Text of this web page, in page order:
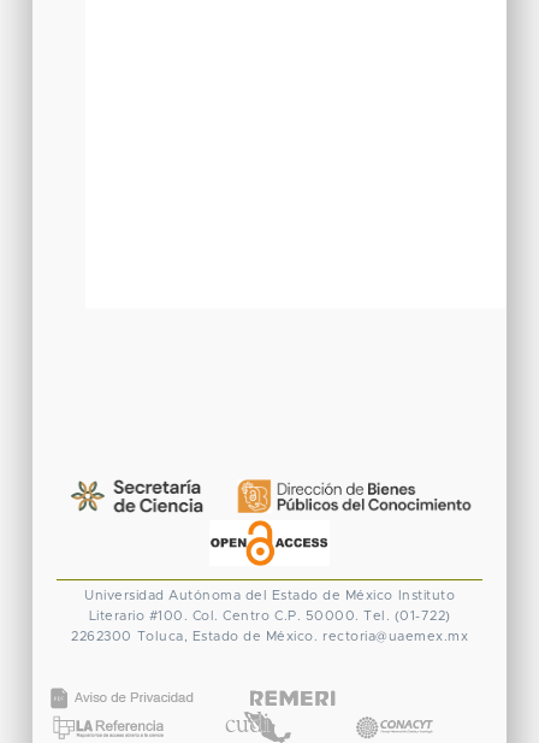
Universidad Autónoma del Estado de México
Instituto
Literario #100. Col. Centro C.P. 50000. Tel. (01-722)
2262300 Toluca, Estado de México. rectoria@uaemex.mx